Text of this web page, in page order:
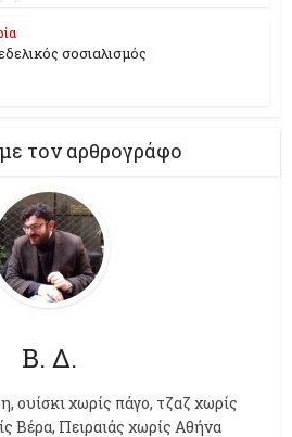
σοσιαλισμός
τον αρθρογράφο
Β. Δ.
ουίσκι χωρίς πάγο, τζαζ χωρίς
Βέρα, Πειραιάς χωρίς Αθήνα